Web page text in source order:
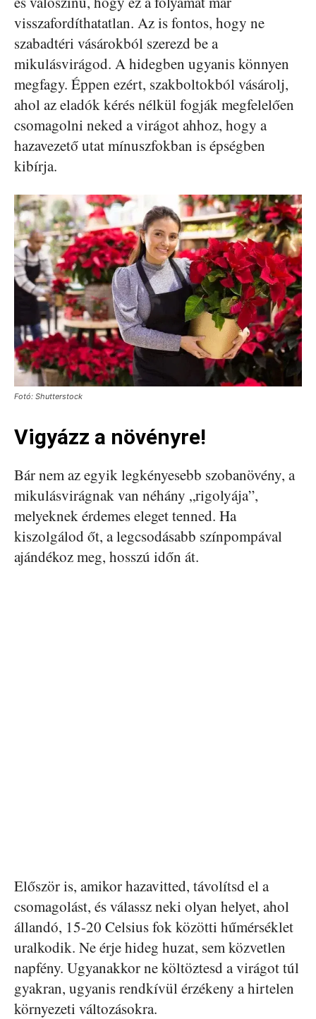
visszafordíthatatlan. Az is fontos, hogy ne
szabadtéri vásárokból szerezd be a
mikulásvirágod. A hidegben ugyanis könnyen
megfagy. Éppen ezért, szakboltokból vásárolj,
ahol az eladók kérés nélkül fogják megfelelően
csomagolni neked a virágot ahhoz, hogy a
hazavezető utat mínuszfokban is épségben
kibírja.
Fotó: Shutterstock
Vigyázz a növényre!
Bár nem az egyik legkényesebb szobanövény, a
mikulásvirágnak van néhány „rigolyája”,
melyeknek érdemes eleget tenned. Ha
kiszolgálod őt, a legcsodásabb színpompával
ajándékoz meg, hosszú időn át.
Először is, amikor hazavitted, távolítsd el a
csomagolást, és válassz neki olyan helyet, ahol
állandó, 15-20 Celsius fok közötti hűmérséklet
uralkodik. Ne érje hideg huzat, sem közvetlen
napfény. Ugyanakkor ne költöztesd a virágot túl
gyakran, ugyanis rendkívül érzékeny a hirtelen
környezeti változásokra.